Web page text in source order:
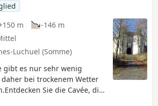
m
-146 m
Luchuel (Somme)
gibt es nur sehr wenig
bei trockenem Wetter
Sie die Cavée, die